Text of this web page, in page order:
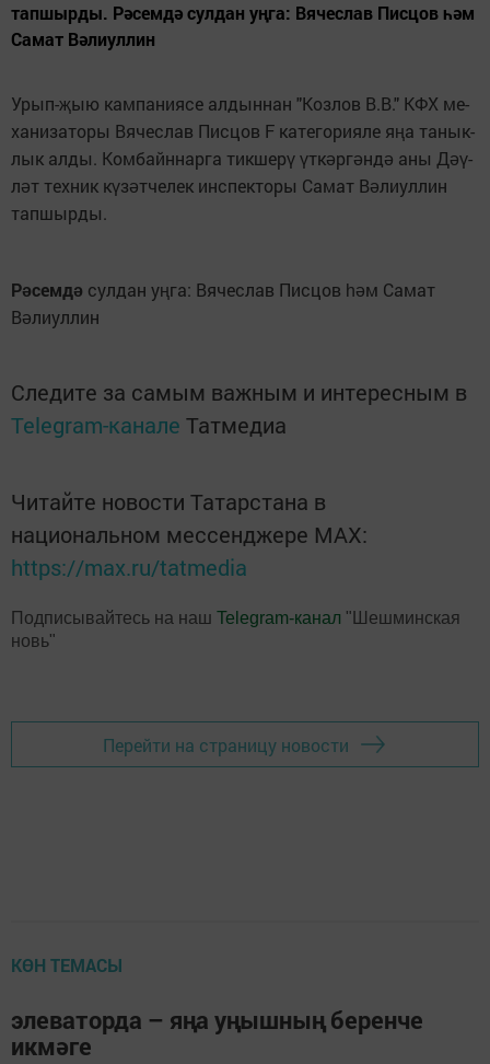
тап­шыр­ды. Рәсемдә сулдан уңга: Вячеслав Писцов һәм
Самат Вәлиуллин
Урып-җыю кам­па­ни­я­се ал­дын­нан "Коз­лов В.В." КФХ ме­
ха­ни­за­то­ры Вя­чес­лав Пис­цов F ка­те­го­ри­я­ле яңа та­нык­
лык ал­ды. Ко­мбайн­нар­га тик­ше­рү үт­кәр­гән­дә аны Дәү­
ләт тех­ник кү­зәт­че­лек инс­пек­то­ры Са­мат Вә­лиул­лин
тап­шыр­ды.
Рәсемдә сулдан уңга: Вячеслав Писцов һәм Самат
Вәлиуллин
Следите за самым важным и интересным в
Telegram-канале Татмедиа
Читайте новости Татарстана в
национальном мессенджере MАХ:
https://max.ru/tatmedia
Подписывайтесь на наш Telegram-канал "Шешминская
новь"
Перейти на страницу новости
КӨН ТЕМАСЫ
элеваторда – яңа уңышның беренче
икмәге